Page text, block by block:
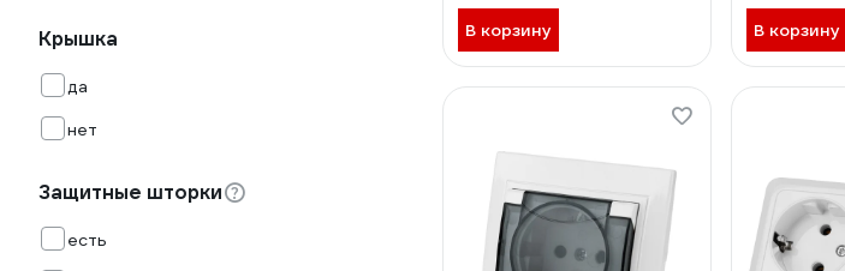
Крышка
да
нет
Защитные шторки
есть
В корзину В корзину